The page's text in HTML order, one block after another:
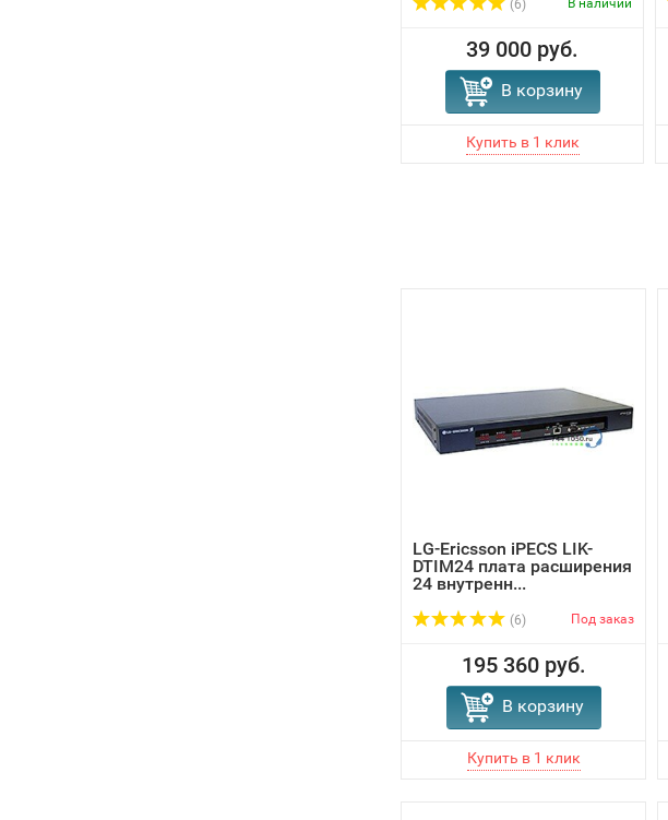
(6) В наличии
39 000 руб.
В корзину
LG-Ericsson iPECS LIK-
DTIM24 плата расширения
24 внутренн...
(6) Под заказ
195 360 руб.
В корзину